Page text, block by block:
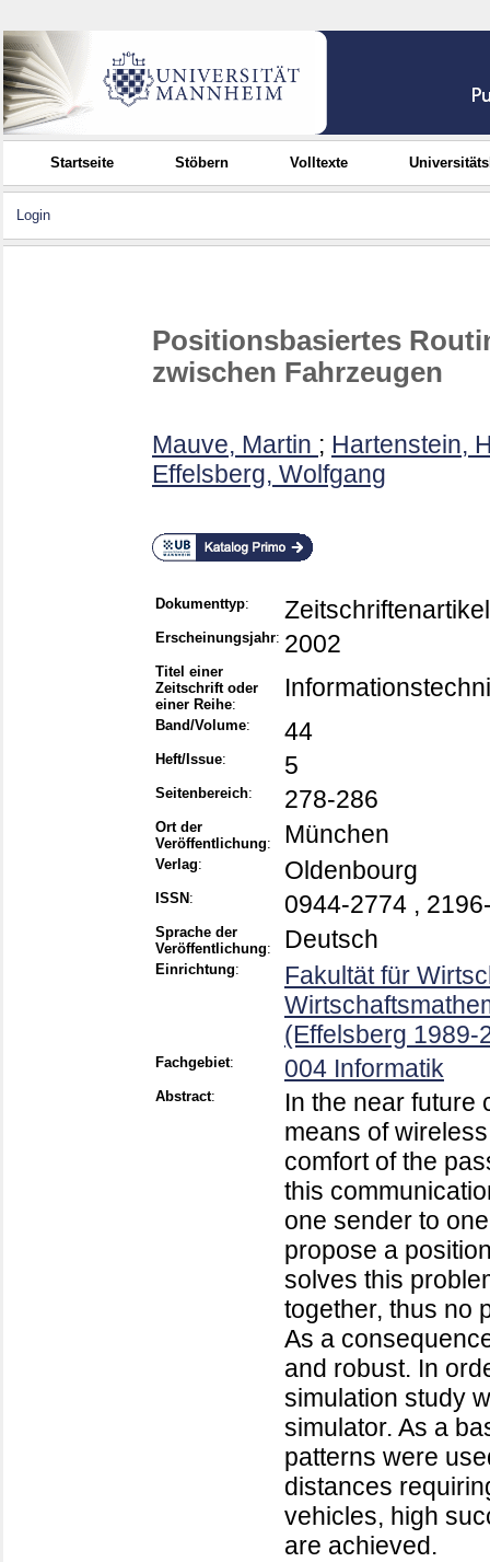
Startseite Stöbern Volltexte
Login
Positionsbasiertes
zwischen Fahrzeugen
Mauve, Martin ; Hartenstein,
Effelsberg, Wolfgang
Dokumenttyp: Zeitschriftenartikel
Erscheinungsjahr: 2002
Titel einer
Zeitschrift oder
einer Reihe:
Band/Volume: 44
Heft/Issue: 5
Seitenbereich: 278-286
Ort der
Veröffentlichung: München
Verlag: Oldenbourg
ISSN : 0944-2774 ,
Sprache der
Veröffentlichung: Deutsch
Einrichtung:
Fakultät für
(Effelsberg 1989-
Fachgebiet: 004 Informatik
Abstract:
In the near future
means of
comfort of the
this
one sender to
propose a
solves this
together, thus no
As a
and robust. In
simulation study
simulator. As a
patterns were
distances
vehicles, high
are achieved.